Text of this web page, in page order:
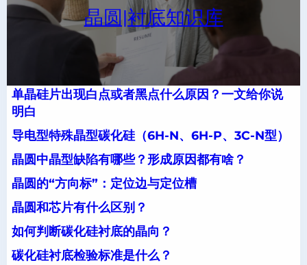
晶圆|衬底知识库
单晶硅片出现白点或者黑点什么原因？一文给你说
明白
导电型特殊晶型碳化硅（6H-N、6H-P、3C-N型）
晶圆中晶型缺陷有哪些？形成原因都有啥？
晶圆的“方向标”：定位边与定位槽
晶圆和芯片有什么区别？
如何判断碳化硅衬底的晶向？
碳化硅衬底检验标准是什么？